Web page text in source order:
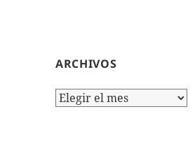
ARCHIVOS
Archivos